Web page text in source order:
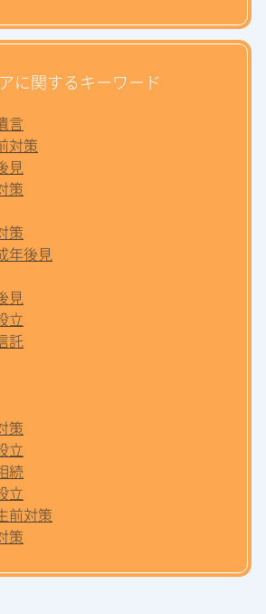
に関するキーワード
言
対策
見
策
策
年後見
見
立
託
策
立
続
立
前対策
策